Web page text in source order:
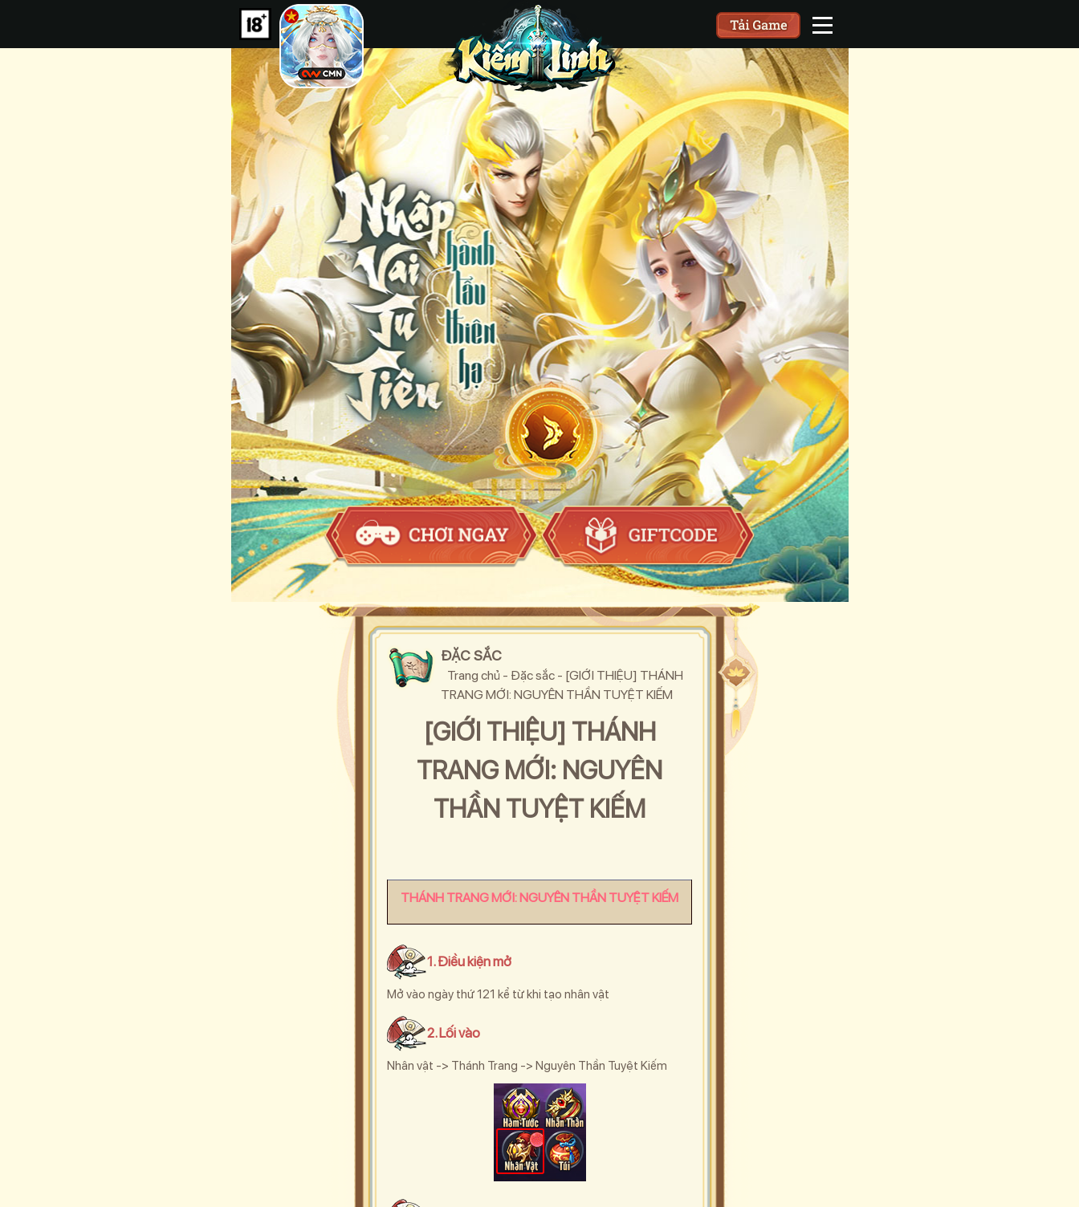
ĐẶC SẮC
Trang chủ - Đặc sắc- [GIỚI THIỆU] THÁNH
TRANG MỚI: NGUYÊN THẦN TUYỆT KIẾM
[GIỚI THIỆU] THÁNH
TRANG MỚI: NGUYÊN
THẦN TUYỆT KIẾM
THÁNH TRANG MỚI: NGUYÊN THẦN TUYỆT KIẾM
1. Điều kiện mở
Mở vào ngày thứ 121 kể từ khi tạo nhân vật
2. Lối vào
Nhân vật -> Thánh Trang -> Nguyên Thần Tuyệt Kiếm